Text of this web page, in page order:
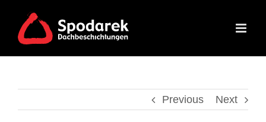
content
Previous Next